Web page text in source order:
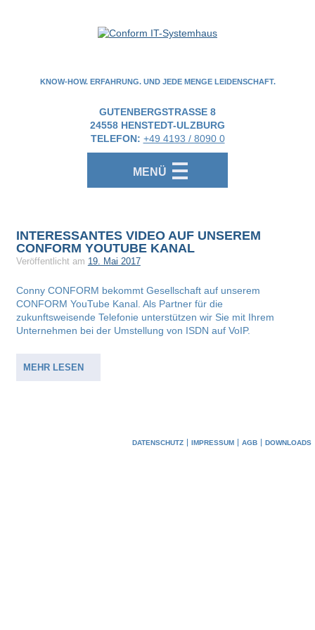
KNOW-HOW. ERFAHRUNG. UND JEDE MENGE LEIDENSCHAFT.
GUTENBERGSTRASSE 8
24558 HENSTEDT-ULZBURG
TELEFON: +49 4193 / 8090 0
MENÜ
INTERESSANTES VIDEO AUF UNSEREM
CONFORM YOUTUBE KANAL
Veröffentlicht am 19. Mai 2017
Conny CONFORM bekommt Gesellschaft auf unserem
CONFORM YouTube Kanal. Als Partner für die
zukunftsweisende Telefonie unterstützen wir Sie mit Ihrem
Unternehmen bei der Umstellung von ISDN auf VoIP.
MEHR LESEN
DATENSCHUTZ IMPRESSUM AGB DOWNLOADS